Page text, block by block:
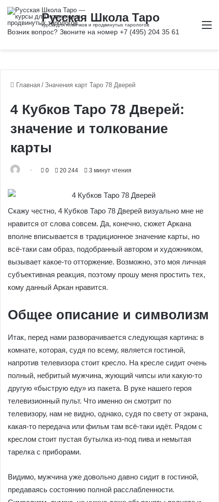
Главная / Значения карт Таро 78 Дверей
4 Кубков Таро 78 Дверей:
значение и толкование
карты
0 20 244 3 минут чтения
Скажу честно, 4 Кубков Таро 78 Дверей визуально мне не
нравится от слова совсем. Да, конечно, сюжет Аркана
вполне вписывается в традиционное значение карты, но
всё-таки сам образ, подобранный автором и художником,
вызывает какое-то отторжение. Возможно, это моя личная
субъективная реакция, поэтому прошу меня простить тех,
кому данный Аркан нравится.
Общее описание и символизм
Итак, перед нами разворачивается следующая картина: в
комнате, которая, судя по всему, является гостиной,
напротив телевизора стоит кресло. На кресле сидит очень
полный, небритый мужчина, жующий чипсы или какую-то
другую «быструю еду» из пакета. В руке нашего героя
телевизионный пульт. Что именно он смотрит по
телевизору, нам не видно, однако, судя по свету от экрана,
какая-то передача или фильм там всё-таки идёт. Рядом с
креслом стоит пустая бутылка из-под пива и немытая
тарелка с приборами.
Видимо, мужчина уже довольно давно сидит в гостиной,
предаваясь состоянию полной расслабленности.